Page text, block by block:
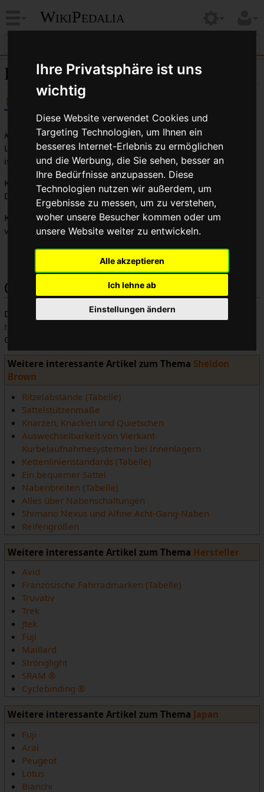
Ihre Privatsphäre ist uns
wichtig
Diese Website verwendet Cookies und
Targeting Technologien, um Ihnen ein
besseres Internet-Erlebnis zu ermöglichen
und die Werbung, die Sie sehen, besser an
Ihre Bedürfnisse anzupassen. Diese
Technologien nutzen wir außerdem, um
Ergebnisse zu messen, um zu verstehen,
woher unsere Besucher kommen oder um
unsere Website weiter zu entwickeln.
Alle akzeptieren
Ich lehne ab
Einstellungen ändern
WikiPedalia
Kuwahara
Kuwaharawar bekannt für seine hochangesehene
Linie. Im Spielberg-Film "E.T. – Der Außerirdische" von 1982
ist ein Kuwahara-BMX einer der "Hauptdarsteller".
Kuwahara hat auch
Tandems
und Reiseräder hergestellt.
Diese Fahrräder sind aber nicht sehr bekannt.
Kuwahara war Ausrüster des kanadischen Olympiateams
von 1988.
Quelle
Dieser Artikel basiert auf dem ArtikelJapanese Bicycles in
the U.S. Market
Originalautor des Artikels ist
Weitere interessante Artikel zum Thema Sheldon
Brown
Ritzelabstände (Tabelle)
Sattelstützenmaße
Knarzen, Knacken und Quietschen
Auswechselbarkeit von Vierkant-
Kurbelaufnahmesystemen bei Innenlagern
Kettenlinienstandards (Tabelle)
Ein bequemer Sattel
Nabenbreiten (Tabelle)
Alles über Nabenschaltungen
Shimano Nexus und Alfine Acht-Gang-Naben
Reifengrößen
Weitere interessante Artikel zum Thema Hersteller
Avid
Französische Fahrradmarken (Tabelle)
Truvativ
Trek
Jtek
Fuji
Maillard
Stronglight
SRAM ®
Cyclebinding ®
Weitere interessante Artikel zum Thema Japan
Fuji
Arai
Peugeot
Lotus
Bianchi